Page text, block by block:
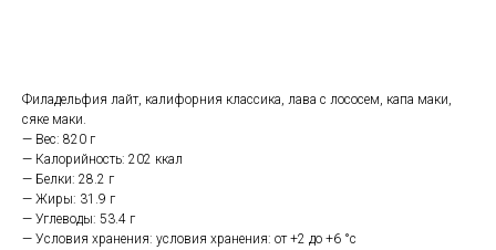
Филадельфия лайт, калифорния классика, лава с лососем, капа маки,
сяке маки.
— Вес: 820 г
— Калорийность: 202 ккал
— Белки: 28.2 г
— Жиры: 31.9 г
— Углеводы: 53.4 г
— Условия хранения: условия хранения: от +2 до +6 °с